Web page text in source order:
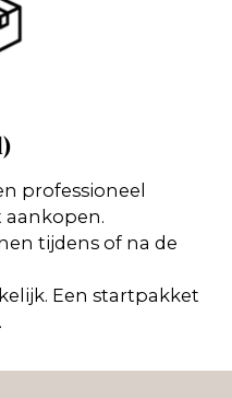
professioneel
tijdens of na de
Een startpakket